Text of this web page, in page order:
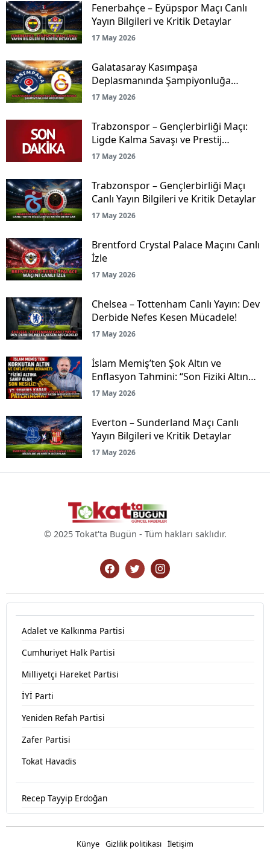
Fenerbahçe – Eyüpspor Maçı Canlı
Yayın Bilgileri ve Kritik Detaylar
17 May 2026
Galatasaray Kasımpaşa
Deplasmanında Şampiyonluğa
Koşuyor!
17 May 2026
Trabzonspor – Gençlerbirliği Maçı:
Ligde Kalma Savaşı ve Prestij
Mücadelesi Canlı Yayınla Ekranlarda!
17 May 2026
Trabzonspor – Gençlerbirliği Maçı
Canlı Yayın Bilgileri ve Kritik Detaylar
17 May 2026
Brentford Crystal Palace Maçını Canlı
İzle
17 May 2026
Chelsea – Tottenham Canlı Yayın: Dev
Derbide Nefes Kesen Mücadele!
17 May 2026
İslam Memiş’ten Şok Altın ve
Enflasyon Tahmini: “Son Fiziki Altın
Nesliyiz!”
17 May 2026
Everton – Sunderland Maçı Canlı
Yayın Bilgileri ve Kritik Detaylar
17 May 2026
© 2025 Tokat'ta Bugün - Tüm hakları saklıdır.
Adalet ve Kalkınma Partisi
Cumhuriyet Halk Partisi
Milliyetçi Hareket Partisi
İYİ Parti
Yeniden Refah Partisi
Zafer Partisi
Tokat Havadis
Recep Tayyip Erdoğan
Künye Gizlilik politikası İletişim